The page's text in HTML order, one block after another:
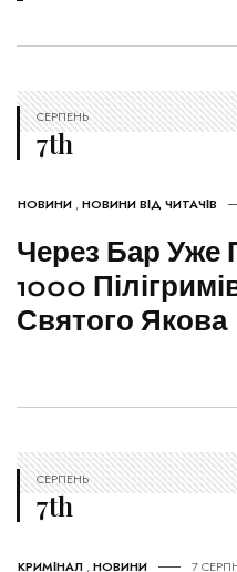
СЕРПЕНЬ
7th
НОВИНИ ,НОВИНИ ВІД ЧИТАЧІВ
Через Бар
1000
Святого Якова
СЕРПЕНЬ
7th
КРИМІНАЛ ,НОВИНИ 7